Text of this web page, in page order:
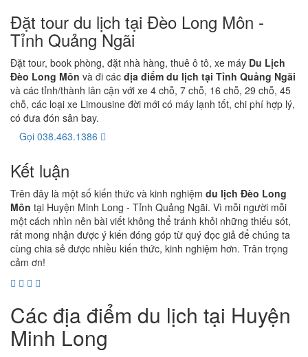
Đặt tour du lịch tại Đèo Long Môn -
Tỉnh Quảng Ngãi
Đặt tour, book phòng, đặt nhà hàng, thuê ô tô, xe máy Du Lịch
Đèo Long Môn và đi các địa điểm du lịch tại Tỉnh Quảng Ngãi
và các tỉnh/thành lân cận với xe 4 chỗ, 7 chỗ, 16 chỗ, 29 chỗ, 45
chỗ, các loại xe Limousine đời mới có máy lạnh tốt, chi phí hợp lý,
có đưa đón sân bay.
Gọi 038.463.1386
Kết luận
Trên đây là một số kiến thức và kinh nghiệm du lịch Đèo Long
Môn tại Huyện Minh Long - Tỉnh Quảng Ngãi. Vì mỗi người mỗi
một cách nhìn nên bài viết không thể tránh khỏi những thiếu sót,
rất mong nhận được ý kiến đóng góp từ quý đọc giả để chúng ta
cùng chia sẻ được nhiều kiến thức, kinh nghiệm hơn. Trân trọng
cảm ơn!
Các địa điểm du lịch tại Huyện
Minh Long